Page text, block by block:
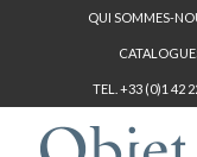
QUI SOMMES-
TEL. +33 (0)1 42